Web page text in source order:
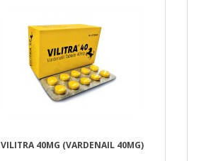
VILITRA 40MG (VARDENAIL 40MG)